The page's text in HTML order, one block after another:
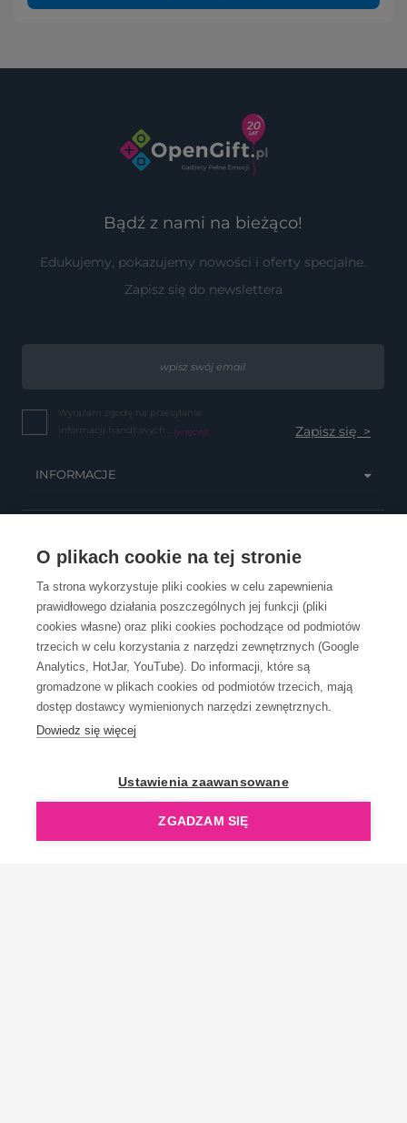
O plikach cookie na tej stronie
Ta strona wykorzystuje pliki cookies w celu zapewnienia
prawidłowego działania poszczególnych jej funkcji (pliki
cookies własne) oraz pliki cookies pochodzące od podmiotów
trzecich w celu korzystania z narzędzi zewnętrznych (Google
Analytics, HotJar, YouTube). Do informacji, które są
gromadzone w plikach cookies od podmiotów trzecich, mają
dostęp dostawcy wymienionych narzędzi zewnętrznych.
Dowiedz się więcej
Ustawienia zaawansowane
ZGADZAM SIĘ
Bądź z nami na bieżąco!
Edukujemy, pokazujemy nowości i oferty specjalne.
Zapisz się do newslettera
Wyrażam zgodę na przesyłanie
informacji handlowych... (więcej)
INFORMACJE
OBSŁUGA KLIENTA
KONTAKT
OpenGift jest częścią ReflectGroup.